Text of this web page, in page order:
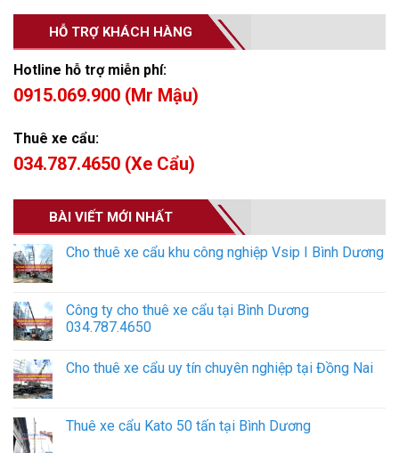
HỖ TRỢ KHÁCH HÀNG
Hotline hỗ trợ miễn phí:
0915.069.900 (Mr Mậu)
Thuê xe cẩu:
034.787.4650 (Xe Cẩu)
BÀI VIẾT MỚI NHẤT
Cho thuê xe cẩu khu công nghiệp Vsip I Bình Dương
Công ty cho thuê xe cẩu tại Bình Dương
034.787.4650
Cho thuê xe cẩu uy tín chuyên nghiệp tại Đồng Nai
Thuê xe cẩu Kato 50 tấn tại Bình Dương